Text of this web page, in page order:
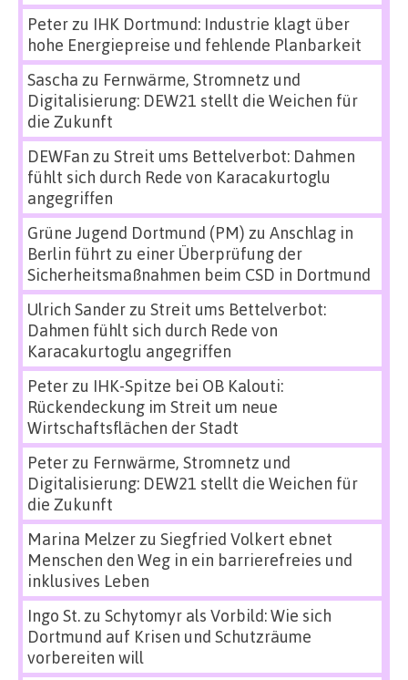
Peterzu IHK Dortmund: Industrie klagt über
hohe Energiepreise und fehlende Planbarkeit
Sascha zu Fernwärme, Stromnetz und
Digitalisierung: DEW21 stellt die Weichen für
die Zukunft
DEWFan zu Streit ums Bettelverbot: Dahmen
fühlt sich durch Rede von Karacakurtoglu
angegriffen
Grüne Jugend Dortmund (PM) zu Anschlag in
Berlin führt zu einer Überprüfung der
Sicherheitsmaßnahmen beim CSD in Dortmund
Ulrich Sanderzu Streit ums Bettelverbot:
Dahmen fühlt sich durch Rede von
Karacakurtoglu angegriffen
Peterzu IHK-Spitze bei OB Kalouti:
Rückendeckung im Streit um neue
Wirtschaftsflächen der Stadt
Peterzu Fernwärme, Stromnetz und
Digitalisierung: DEW21 stellt die Weichen für
die Zukunft
Marina Melzerzu Siegfried Volkert ebnet
Menschen den Weg in ein barrierefreies und
inklusives Leben
Ingo St.zu Schytomyr als Vorbild: Wie sich
Dortmund auf Krisen und Schutzräume
vorbereiten will